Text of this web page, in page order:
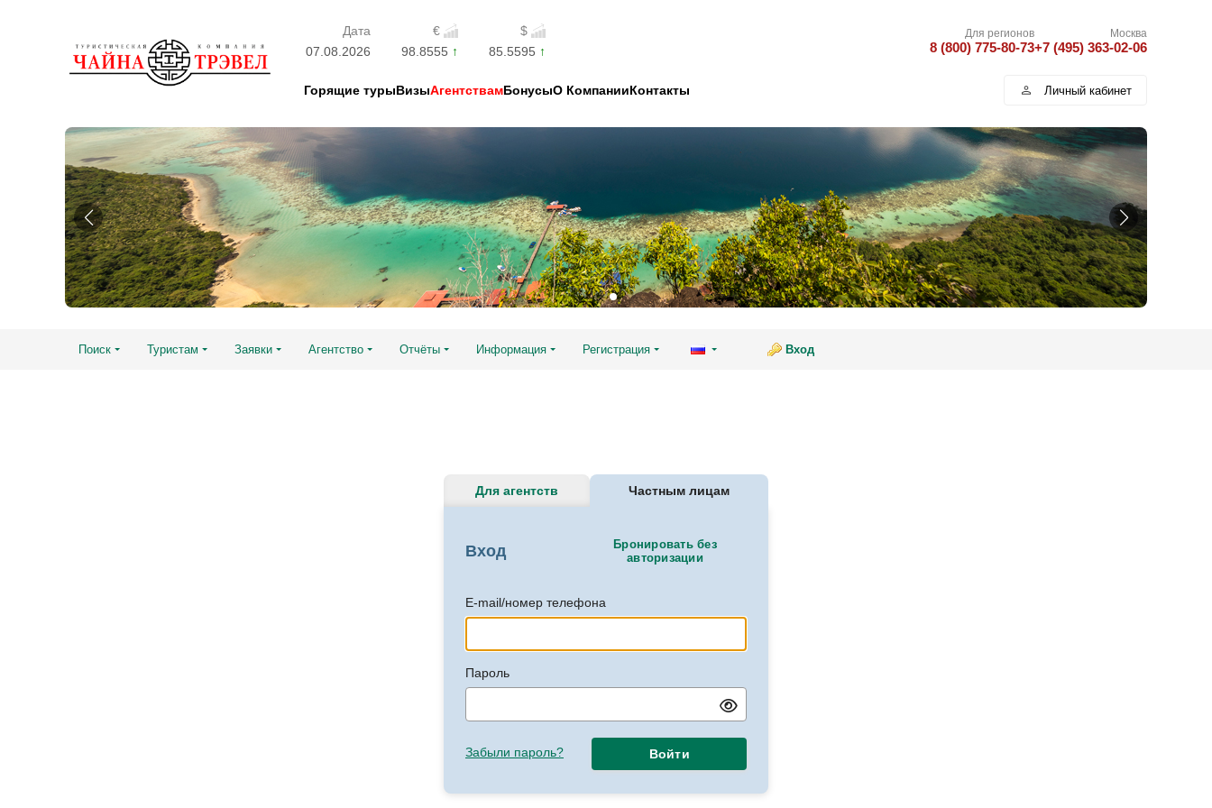
Дата €
$
07.08.2026
98.8555 85.5595
Для регионов
8 (800) 775-80-73
Москва
+7 (495) 363-02-06
Горящие турыВизыАгентствамБонусыО КомпанииКонтакты Личный кабинет
Поиск Туристам Заявки Агентство Отчёты Информация Регистрация Вход
Частным лицам
Для агентств
Вход
Бронировать без
авторизации
E-mail/номер телефона
Пароль
Забыли пароль? Войти